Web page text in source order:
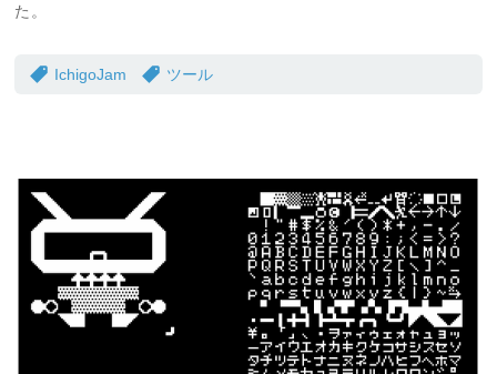
た。
IchigoJam ツール